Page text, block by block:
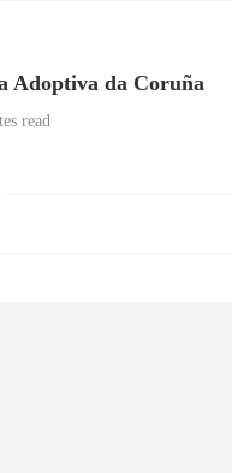
Adoptiva da Coruña
read